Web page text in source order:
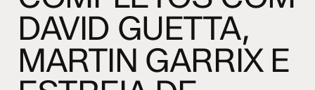
DAVID GUETTA,
MARTIN GARRIX E